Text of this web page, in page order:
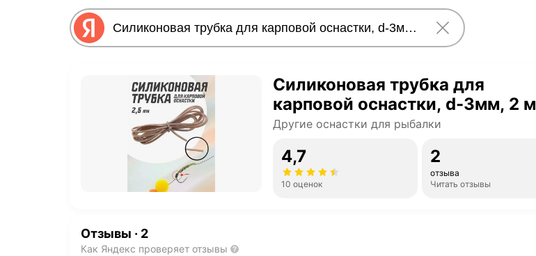
Силиконовая трубка для
карповой оснастки, d-3мм, 2 м
Другие оснастки для рыбалки
4,7
10 оценок
2
отзыва
Читать отзывы
Отзывы · 2
Как Яндекс проверяет отзывы